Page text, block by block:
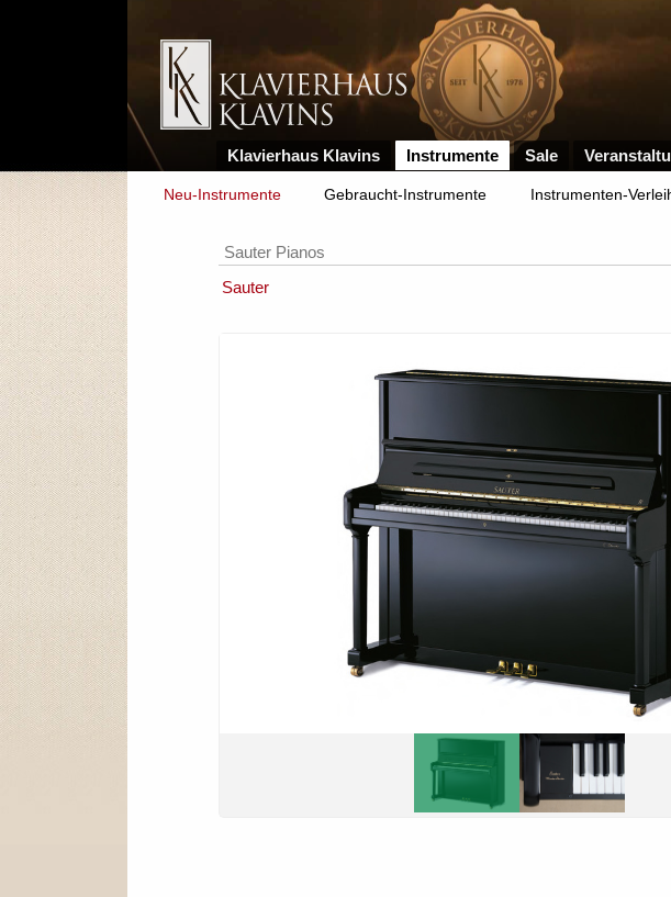
Klavierhaus Klavins Instrumente Sale
Neu-Instrumente Gebraucht-Instrumente Instrumenten-
Sauter Pianos
Sauter